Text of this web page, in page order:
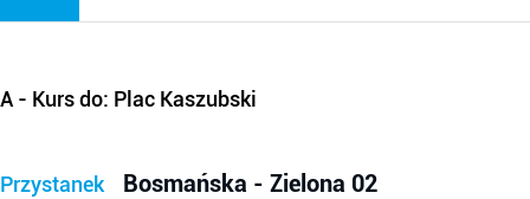
A - Kurs do: Plac Kaszubski
Przystanek Bosmańska - Zielona 02